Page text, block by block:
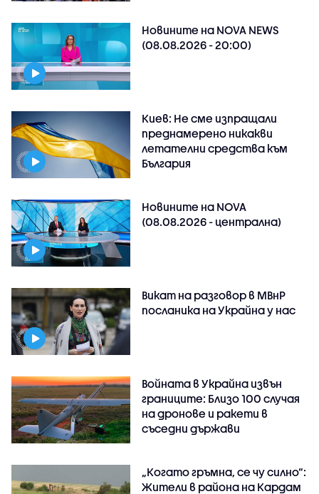
Новините на NOVA NEWS
(08.08.2026 - 20:00)
Киев: Не сме изпращали
преднамерено никакви
летателни средства към
България
Новините на NOVA
(08.08.2026 - централна)
Викат на разговор в МВнР
посланика на Украйна у нас
Войната в Украйна извън
границите: Близо 100 случая
на дронове и ракети в
съседни държави
„Когато гръмна, се чу силно“:
Жители в района на Кардам